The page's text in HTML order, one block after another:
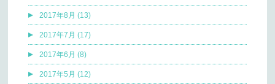
2017年8月 (13)
2017年7月 (17)
2017年6月 (8)
2017年5月 (12)